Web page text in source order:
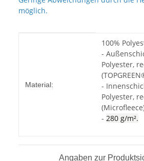
möglich.
Material:
100%
-
Polyester,
-
Polyester,
- 280 g/m².
Angaben zur